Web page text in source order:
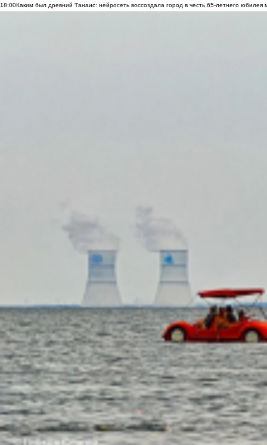
18:00Каким был древний Танаис: нейросеть воссоздала город в честь 65-летнего юбилея